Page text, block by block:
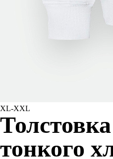
XL-XXL
тонкого